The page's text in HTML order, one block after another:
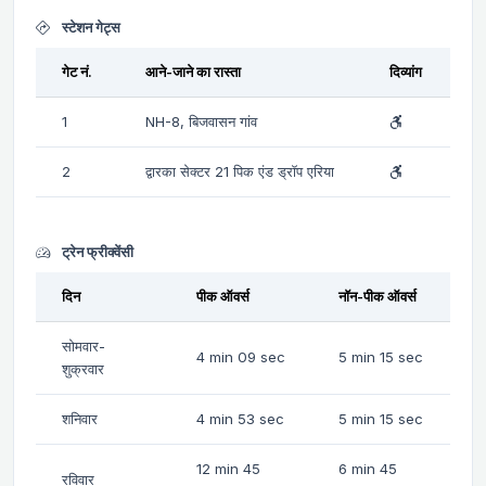
स्टेशन गेट्स
गेट नं. आने-जाने का रास्ता दिव्यांग
1 NH-8, बिजवासन गांव
2 द्वारका सेक्टर 21 पिक एंड ड्रॉप एरिया
ट्रेन फ्रीक्वेंसी
दिन पीक ऑवर्स नॉन-पीक ऑवर्स
सोमवार-
शुक्रवार
4 min 09 sec 5 min 15 sec
शनिवार 4 min 53 sec 5 min 15 sec
रविवार
12 min 45
6 min 45